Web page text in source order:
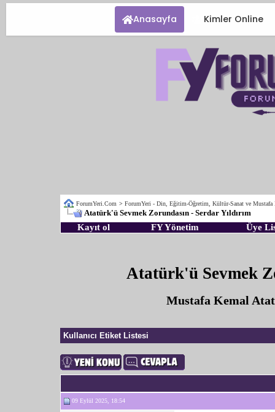
Anasayfa Kimler Online
ForumYeri.Com > ForumYeri - Din, Eğitim-Öğretim, Kültür-Sanat ve Mustafa
Atatürk'ü Sevmek Zorundasın - Serdar Yıldırım
Kayıt ol FY Yönetim Üye
Atatürk'ü Sevmek
Mustafa Kemal
Kullanıcı Etiket Listesi
09 Eylül 2025, 18:54